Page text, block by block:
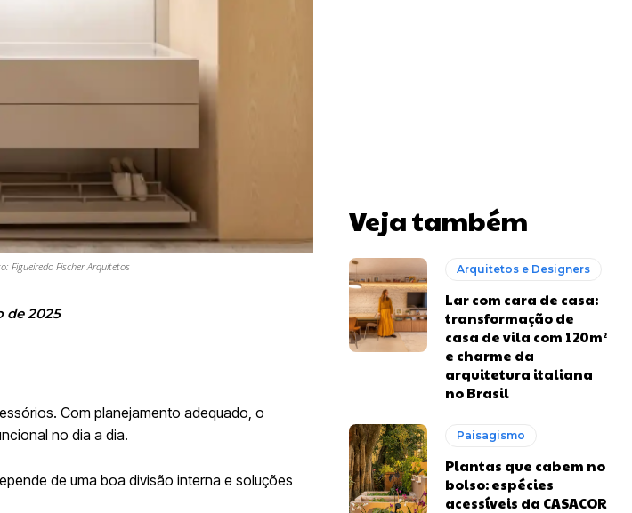
Figueiredo Fischer Arquitetos
de 2025
Com planejamento adequado, o
no dia a dia.
de uma boa divisão interna e soluções
Veja também
Arquitetos e Designers
Lar com cara de casa:
transformação de
casa de vila com 120m²
e charme da
arquitetura italiana
no Brasil
Paisagismo
Plantas que cabem no
bolso: espécies
acessíveis da CASACOR